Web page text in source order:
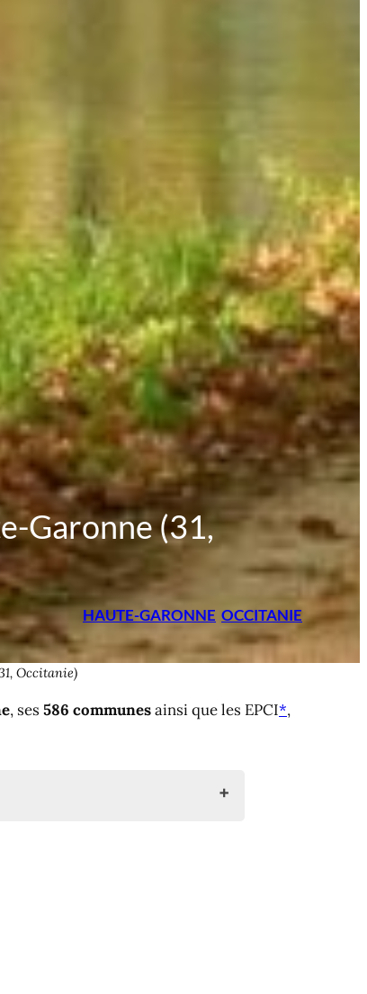
Garonne (31,
HAUTE-GARONNE OCCITANIE
Occitanie)
, ses 586 communesainsi que les EPCI*,